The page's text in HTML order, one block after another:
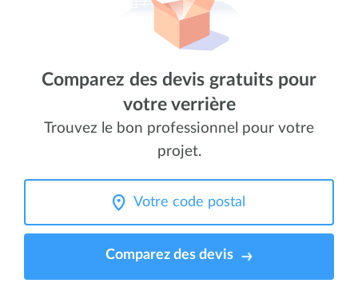
Comparez des devis gratuits pour
votre verrière
Trouvez le bon professionnel pour votre
projet.
Comparez des devis